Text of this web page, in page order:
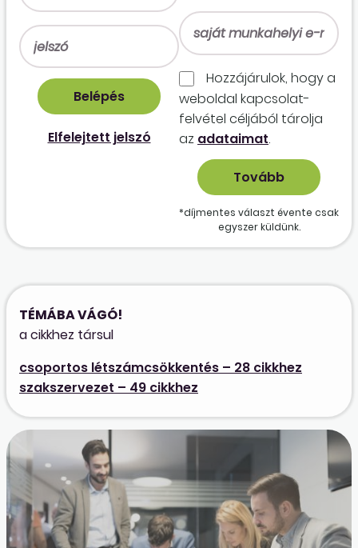
Elfelejtett jelszó
Hozzájárulok, hogy a
weboldal kapcso­lat­
felvétel céljából tárolja
az adataimat.
*díjmentes választ évente csak
egyszer küldünk.
TÉMÁBA VÁGÓ!
a cikkhez társul
csoportos létszámcsökkentés – 28 cikkhez
szakszervezet – 49 cikkhez